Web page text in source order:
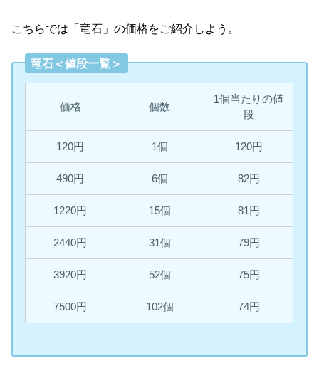
こちらでは「竜石」の価格をご紹介しよう。
竜石＜値段一覧＞
価格 個数
1個当たりの値
段
120円 1個 120円
490円 6個 82円
1220円 15個 81円
2440円 31個 79円
3920円 52個 75円
7500円 102個 74円